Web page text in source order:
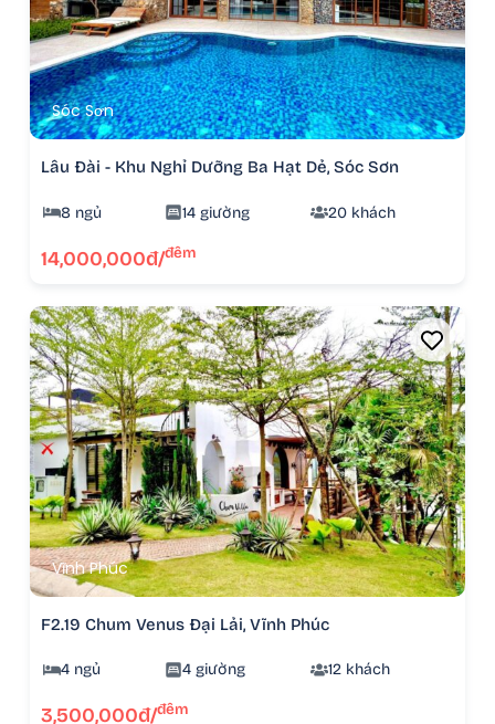
Sóc Sơn
Lâu Đài - Khu Nghỉ Dưỡng Ba Hạt Dẻ, Sóc Sơn
8 ngủ 14 giường 20 khách
14,000,000đ/đêm
Vĩnh Phúc
F2.19 Chum Venus Đại Lải, Vĩnh Phúc
4 ngủ 4 giường 12 khách
3,500,000đ/đêm